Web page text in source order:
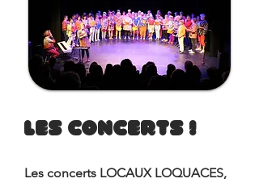
LES CONCERTS !
Les concerts LOCAUX LOQUACES,